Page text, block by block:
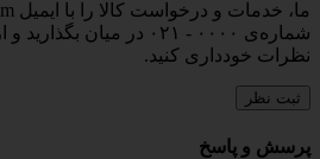
شماره‌ی ۰۰۰۰ - ۰۲۱ در
نظرات خودداری کنید.
ثبت نظر
پرسش و پاسخ